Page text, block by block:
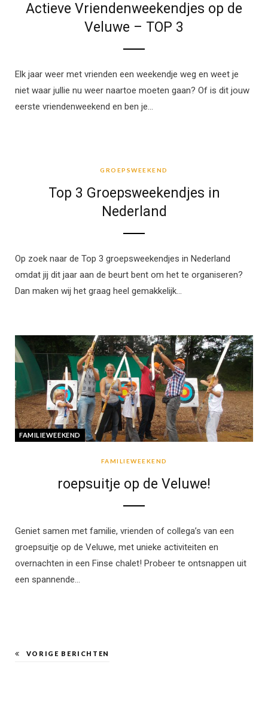
Actieve Vriendenweekendjes op de
Veluwe – TOP 3
Elk jaar weer met vrienden een weekendje weg en weet je
niet waar jullie nu weer naartoe moeten gaan? Of is dit jouw
eerste vriendenweekend en ben je…
GROEPSWEEKEND
Top 3 Groepsweekendjes in
Nederland
Op zoek naar de Top 3 groepsweekendjes in Nederland
omdat jij dit jaar aan de beurt bent om het te organiseren?
Dan maken wij het graag heel gemakkelijk…
FAMILIEWEEKEND
FAMILIEWEEKEND
roepsuitje op de Veluwe!
Geniet samen met familie, vrienden of collega’s van een
groepsuitje op de Veluwe, met unieke activiteiten en
overnachten in een Finse chalet! Probeer te ontsnappen uit
een spannende…
VORIGE BERICHTEN